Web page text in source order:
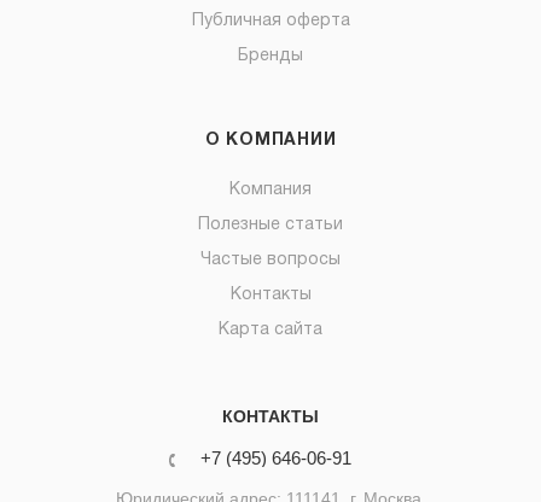
Публичная оферта
Бренды
О КОМПАНИИ
Компания
Полезные статьи
Частые вопросы
Контакты
Карта сайта
КОНТАКТЫ
+7 (495) 646-06-91